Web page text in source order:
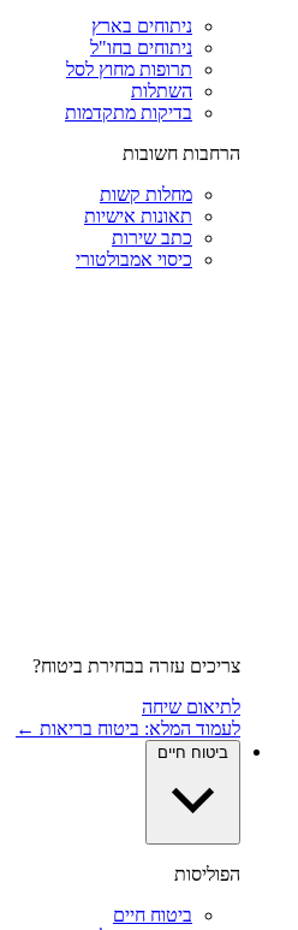
ניתוחים בארץ
ניתוחים בחו"ל
תרופות מחוץ לסל
השתלות
בדיקות מתקדמות
הרחבות חשובות
מחלות קשות
תאונות אישיות
כתב שירות
כיסוי אמבולטורי
צריכים עזרה בבחירת ביטוח?
לתיאום שיחה
לעמוד המלא: ביטוח בריאות ←
ביטוח חיים
הפוליסות
ביטוח חיים